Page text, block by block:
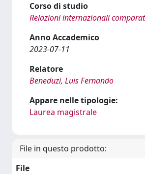
Corso di studio
Relazioni internazionali
Anno Accademico
2023-07-11
Relatore
Beneduzi, Luis Fernando
Appare nelle tipologie:
Laurea magistrale
File in questo prodotto:
File